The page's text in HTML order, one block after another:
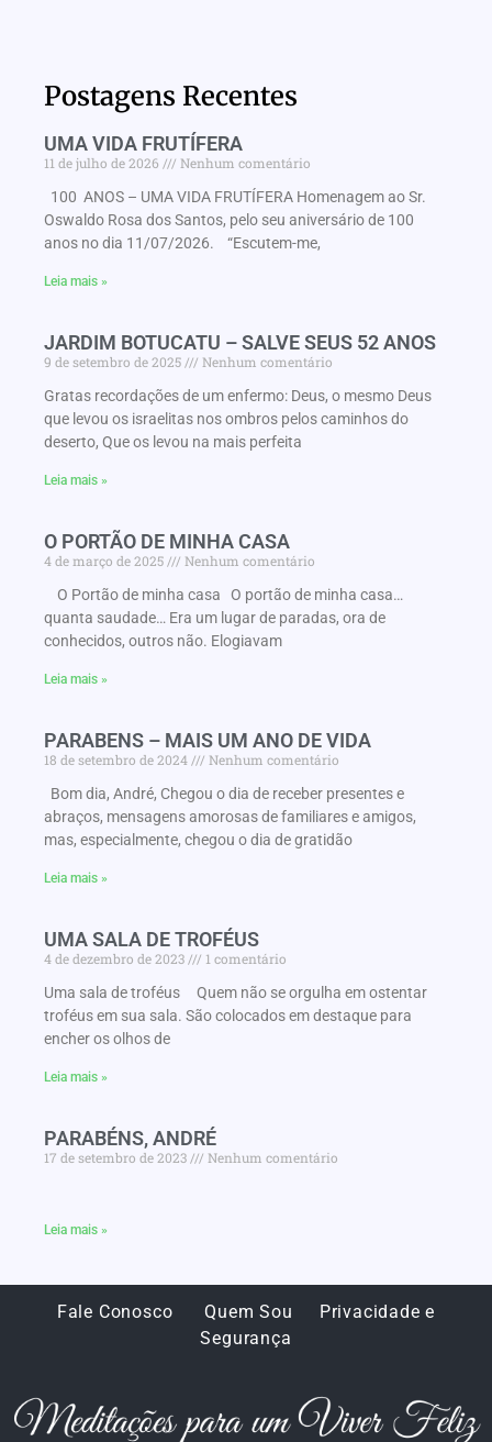
Postagens Recentes
UMA VIDA FRUTÍFERA
11 de julho de 2026
Nenhum comentário
100 ANOS – UMA VIDA FRUTÍFERA Homenagem ao Sr.
Oswaldo Rosa dos Santos, pelo seu aniversário de 100
anos no dia 11/07/2026. “Escutem-me,
Leia mais »
JARDIM BOTUCATU – SALVE SEUS 52 ANOS
9 de setembro de 2025
Nenhum comentário
Gratas recordações de um enfermo: Deus, o mesmo Deus
que levou os israelitas nos ombros pelos caminhos do
deserto, Que os levou na mais perfeita
Leia mais »
O PORTÃO DE MINHA CASA
4 de março de 2025
Nenhum comentário
O Portão de minha casa O portão de minha casa…
quanta saudade… Era um lugar de paradas, ora de
conhecidos, outros não. Elogiavam
Leia mais »
PARABENS – MAIS UM ANO DE VIDA
18 de setembro de 2024
Nenhum comentário
Bom dia, André, Chegou o dia de receber presentes e
abraços, mensagens amorosas de familiares e amigos,
mas, especialmente, chegou o dia de gratidão
Leia mais »
UMA SALA DE TROFÉUS
4 de dezembro de 2023
1 comentário
Uma sala de troféus Quem não se orgulha em ostentar
troféus em sua sala. São colocados em destaque para
encher os olhos de
Leia mais »
PARABÉNS, ANDRÉ
17 de setembro de 2023 Nenhum comentário
Leia mais »
Fale Conosco Quem Sou
Privacidade e
Segurança